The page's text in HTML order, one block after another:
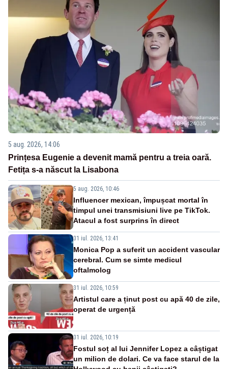
5 aug. 2026, 14:06
Prințesa Eugenie a devenit mamă pentru a treia oară.
Fetița s-a născut la Lisabona
5 aug. 2026, 10:46
Influencer mexican, împușcat mortal în
timpul unei transmisiuni live pe TikTok.
Atacul a fost surprins în direct
31 iul. 2026, 13:41
Monica Pop a suferit un accident vascular
cerebral. Cum se simte medicul
oftalmolog
31 iul. 2026, 10:59
Artistul care a ținut post cu apă 40 de zile,
operat de urgență
31 iul. 2026, 10:19
Fostul soț al lui Jennifer Lopez a câștigat
un milion de dolari. Ce va face starul de la